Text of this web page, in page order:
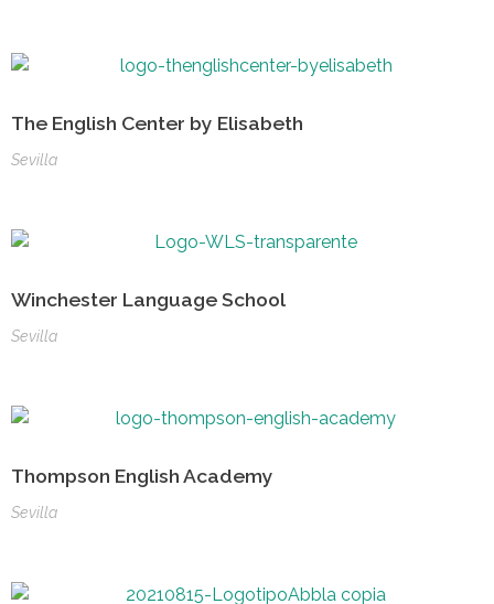
The English Center by Elisabeth
Sevilla
Winchester Language School
Sevilla
Thompson English Academy
Sevilla